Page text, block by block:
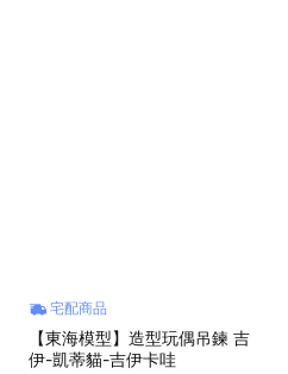
宅配商品
【東海模型】造型玩偶吊鍊 吉
伊-凱蒂貓-吉伊卡哇